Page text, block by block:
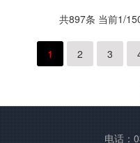
共897条 当前1/
1 2 3
电话：